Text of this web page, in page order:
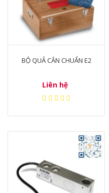
BỘ QUẢ CÂN CHUẨN E2
Liên hệ